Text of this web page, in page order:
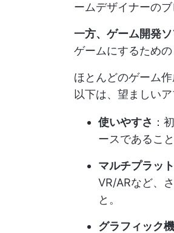
ームデザイナーの
一方、ゲーム開発
ゲームにするための
ほとんどのゲーム
以下は、望ましい
使いやすさ ：
ースであること
マルチプラッ
VR/ARなど、
と。
グラフィック